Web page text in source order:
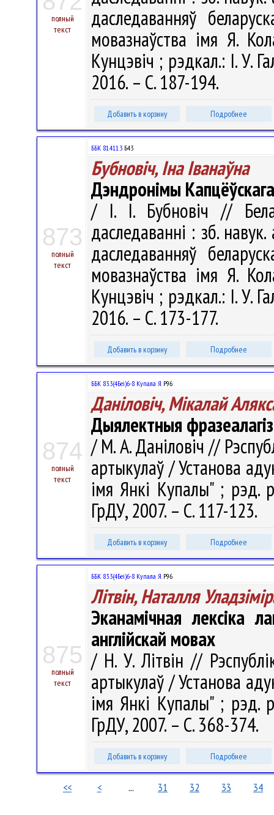
полный
текст
даследаванняў
мовазнаўства імя Я.
Кунцэвіч ; рэдкал.: І. У.
2016. – С. 187-194.
Добавить в корзину Подробнее
873
полный
текст
ББК 81.411.3 Б43
Бубновіч, Іна Іванаўна
Дэндронімы
/ І. І. Бубновіч //
даследаванні : зб.
даследаванняў
мовазнаўства імя Я.
Кунцэвіч ; рэдкал.: І. У.
2016. – С. 173-177.
Добавить в корзину Подробнее
874
полный
текст
ББК 83.3(4Беі)6-8 Купала Я.Р96
Даніловіч, Мікалай
Дыялектныя
/ М. А. Даніловіч //
артыкулаў / Установа
імя Янкі Купалы" ; рэд.
ГрДУ, 2007. – С. 117-123.
Добавить в корзину Подробнее
875
полный
текст
ББК 83.3(4Беі)6-8 Купала Я.Р96
Літвін, Наталля
Эканамічная лексіка
англійскай мовах
/ Н. У. Літвін //
артыкулаў / Установа
імя Янкі Купалы" ; рэд.
ГрДУ, 2007. – С. 368-374.
Добавить в корзину Подробнее
<< < ... 31 32 33 34